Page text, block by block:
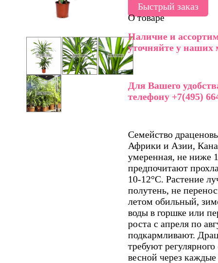
Быстрый заказ
О товаре
Наличие и
уточняйте у наших
Для Вашего
телефону +7(495)
Семейство
Африки и Азии,
умеренная, не ниже
предпочитают
10-12°С. Растение
полутень, не
летом обильный,
воды в горшке или
роста с апреля по
подкармливают.
требуют
весной через каждые